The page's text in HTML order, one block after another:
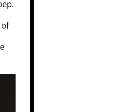
of